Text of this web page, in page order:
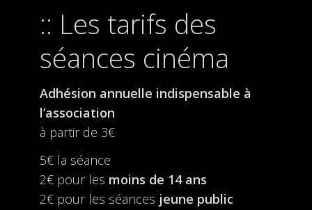
Les tarifs des
séances cinéma
Adhésion annuelle indispensable à
l’association
à partir de 3€
5€ la séance
2€ pour les moins de 14 ans
2€ pour les séances jeune public